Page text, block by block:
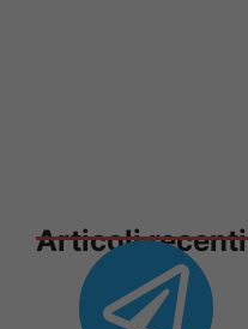
Articoli recenti